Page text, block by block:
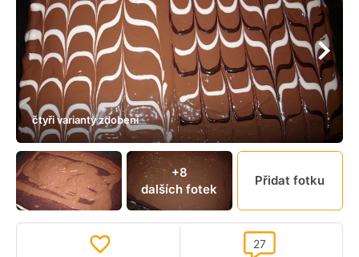
čtyři varianty zdobení
+8
dalších fotek
Přidat fotku
27